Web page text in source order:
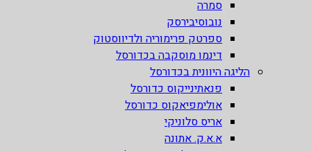
סמרה
נובוסיבירסק
ספרטק פרימוריה ולדיווסטוק
דינמו מוסקבה בכדורסל
הליגה היוונית בכדורסל
פנאתינייקוס כדורסל
אולימפיאקוס כדורסל
אריס סלוניקי
א.א.ק. אתונה